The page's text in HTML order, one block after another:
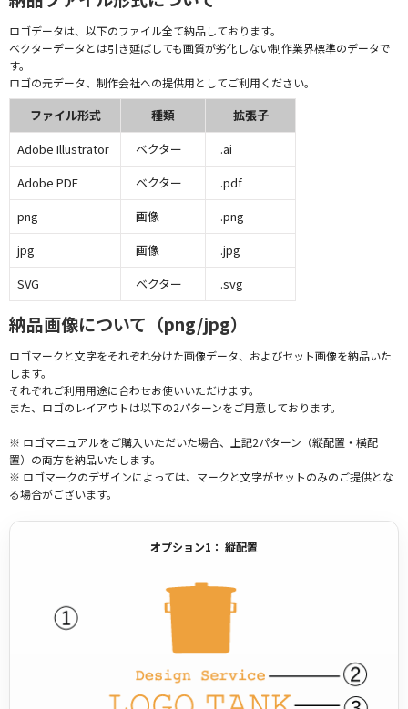
ロゴデータは、以下のファイル全て納品しております。
ベクターデータとは引き延ばしても画質が劣化しない制作業界標準のデータで
す。
ロゴの元データ、制作会社への提供用としてご利用ください。
ファイル形式 種類
拡張子
Adobe Illustrator
ベクター
.ai
Adobe PDF
ベクター
.pdf
png
画像
.png
jpg
画像
.jpg
SVG
ベクター .svg
納品画像について（png/jpg）
ロゴマークと文字をそれぞれ分けた画像データ、およびセット画像を納品いた
します。
それぞれご利用用途に合わせお使いいただけます。
また、ロゴのレイアウトは以下の2パターンをご用意しております。
※ ロゴマニュアルをご購入いただいた場合、上記2パターン（縦配置・横配
置）の両方を納品いたします。
※ ロゴマークのデザインによっては、マークと文字がセットのみのご提供とな
る場合がございます。
オプション1： 縦配置